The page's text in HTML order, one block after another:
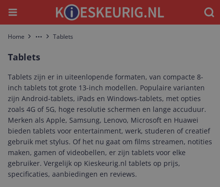
Menu
Home More Tablets
Tablets
Tablets zijn er in uiteenlopende formaten, van compacte 8-
inch tablets tot grote 13-inch modellen. Populaire varianten
zijn Android-tablets, iPads en Windows-tablets, met opties
zoals 4G of 5G, hoge resolutie schermen en lange accuduur.
Merken als Apple, Samsung, Lenovo, Microsoft en Huawei
bieden tablets voor entertainment, werk, studeren of creatief
gebruik met stylus. Of het nu gaat om films streamen, notities
maken, gamen of videobellen, er zijn tablets voor elke
gebruiker. Vergelijk op Kieskeurig.nl tablets op prijs,
specificaties, aanbiedingen en reviews.